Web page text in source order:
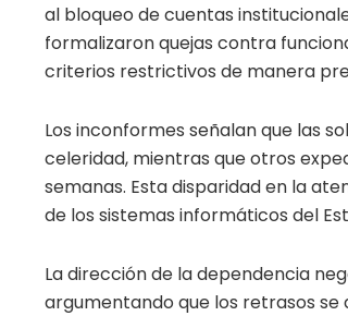
al bloqueo de cuentas
formalizaron quejas contra
criterios restrictivos de manera
Los inconformes señalan que las
celeridad, mientras que otros
semanas. Esta disparidad en la
de los sistemas informáticos del
La dirección de la dependencia
argumentando que los retrasos se